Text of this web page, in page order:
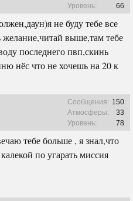
Уровень:
66
не буду тебе все
желание,читай выше,там тебе
последнего пвп,скинь
нёс что не хочешь на 20 к
Сообщения: 150
Атмосферы:
33
Уровень:
78
тебе больше , я знал,что
по угарать миссия